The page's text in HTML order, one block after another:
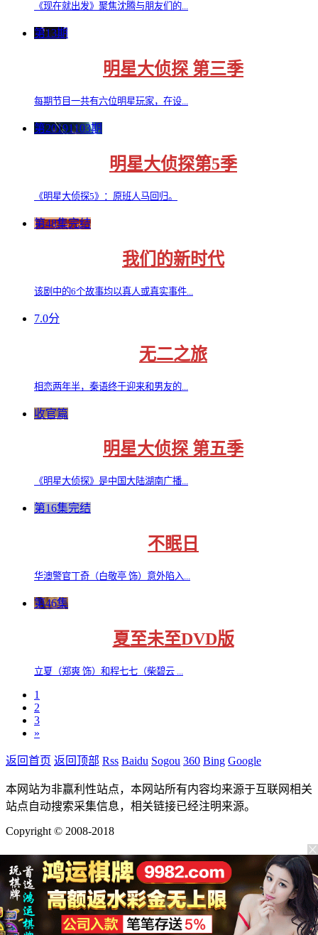
《现在就出发》聚焦沈腾与朋友们的...
第13期
明星大侦探 第三季
每期节目一共有六位明星玩家，在设...
第20191103期
明星大侦探第5季
《明星大侦探5》：原班人马回归。
第48集完结
我们的新时代
该剧中的6个故事均以真人或真实事件...
7.0分
无二之旅
相恋两年半，秦语终于迎来和男友的...
收官篇
明星大侦探 第五季
《明星大侦探》是中国大陆湖南广播...
第16集完结
不眠日
华澳警官丁奇（白敬亭 饰）意外陷入...
第46集
夏至未至DVD版
立夏（郑爽 饰）和程七七（柴碧云 ...
1
2
3
»
返回首页 返回顶部 Rss Baidu Sogou 360 Bing Google
本网站为非赢利性站点，本网站所有内容均来源于互联网相关
站点自动搜索采集信息，相关链接已经注明来源。
Copyright © 2008-2018